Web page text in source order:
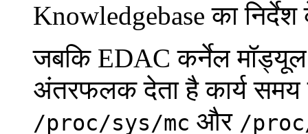
Knowledgebase का
जबकि EDAC कर्नेल मॉड्यूल
अंतरफलक देता है कार्य समय
/proc/sys/mc और /